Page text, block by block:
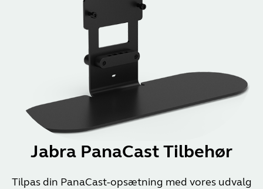
Jabra PanaCast Tilbehør
Tilpas din PanaCast-opsætning med vores udvalg